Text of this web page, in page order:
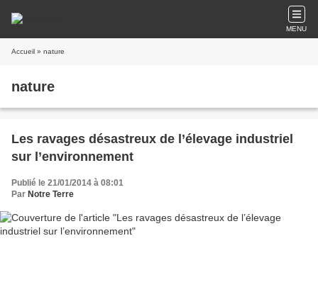
MENU
Accueil » nature
nature
Les ravages désastreux de l’élevage industriel
sur l’environnement
Publié le 21/01/2014 à 08:01
Par Notre Terre